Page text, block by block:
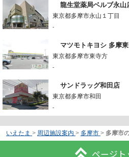
龍生堂薬局ベルブ永山
東京都多摩市永山１丁目
-
マツモトキヨシ 多摩
東京都多摩市東寺方
-
サンドラッグ和田店
東京都多摩市和田
-
いえたま > 周辺施設案内 > 多摩市 > 多摩市
ページト